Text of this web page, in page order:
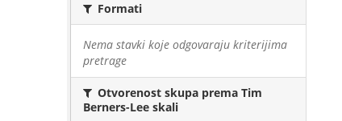
Formati
Nema stavki koje odgovaraju kriterijima
pretrage
Otvorenost skupa prema Tim
Berners-Lee skali